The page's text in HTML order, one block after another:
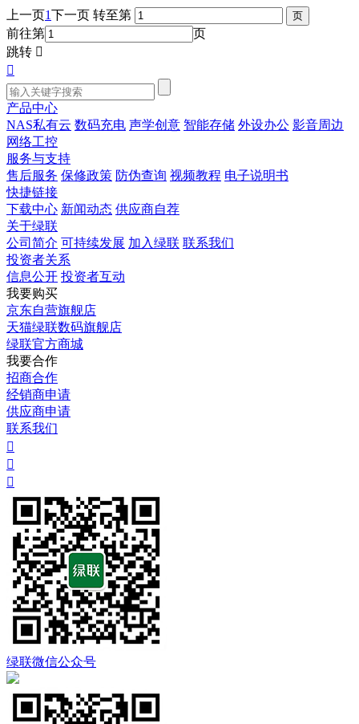
上一页1下一页 转至第
前往第
页
跳转 

产品中心
NAS私有云 数码充电 声学创意 智能存储 外设办公 影音周边
网络工控
服务与支持
售后服务 保修政策 防伪查询 视频教程 电子说明书
快捷链接
下载中心 新闻动态 供应商自荐
关于绿联
公司简介 可持续发展 加入绿联 联系我们
投资者关系
信息公开 投资者互动
我要购买
京东自营旗舰店
天猫绿联数码旗舰店
绿联官方商城
我要合作
招商合作
经销商申请
供应商申请
联系我们



绿联微信公众号